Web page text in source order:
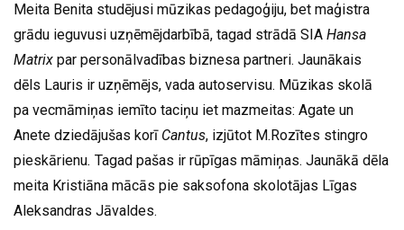
Meita Benita studējusi mūzikas pedagoģiju, bet maģistra
grādu ieguvusi uzņēmējdarbībā, tagad strādā SIA Hansa
Matrix par personālvadības biznesa partneri. Jaunākais
dēls Lauris ir uzņēmējs, vada autoservisu. Mūzikas skolā
pa vecmāmiņas iemīto taciņu iet mazmeitas: Agate un
Anete dziedājušas korī Cantus, izjūtot M.Rozītes stingro
pieskārienu. Tagad pašas ir rūpīgas māmiņas. Jaunākā dēla
meita Kristiāna mācās pie saksofona skolotājas Līgas
Aleksandras Jāvaldes.